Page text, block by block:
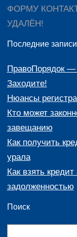
ФОРМУ
УДАЛЁН!
Последние записи
ПравоПорядок —
Заходите!
Нюансы
Кто может
завещанию
Как получить
урала
Как взять
задолженностью
Поиск